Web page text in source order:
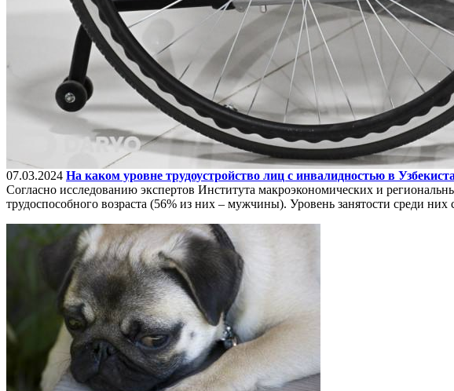
07.03.2024 На каком уровне трудоустройство лиц с инвалидностью в
Согласно исследованию экспертов Института макроэкономических и
трудоспособного возраста (56% из них – мужчины). Уровень занятости среди них